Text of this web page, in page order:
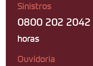
Sinistros
0800 202 2042
horas
Ouvidoria